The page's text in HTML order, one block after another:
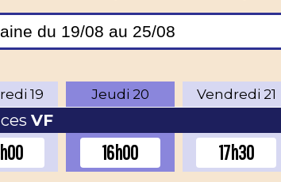
19 Jeudi 20 Vendredi 21
VF
16h00 17h30